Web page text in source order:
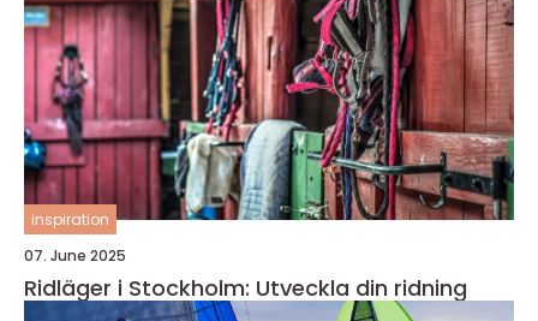
inspiration
07. June 2025
Ridläger i Stockholm: Utveckla din ridning